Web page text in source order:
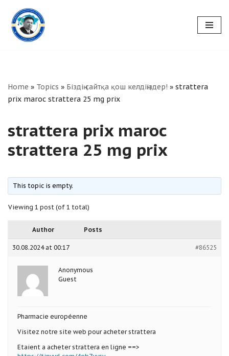
Skip
to
Home » Topics » Біздің сайтқа қош келдіңіздер! » strattera
prix maroc strattera 25 mg prix
strattera prix maroc
strattera 25 mg prix
This topic is empty.
Viewing 1 post (of 1 total)
Author Posts
30.08.2024 at 00:17 #86525
Anonymous
Guest
Pharmacie européenne
Visitez notre site web pour acheter strattera
Etaient a acheter strattera en ligne ==>